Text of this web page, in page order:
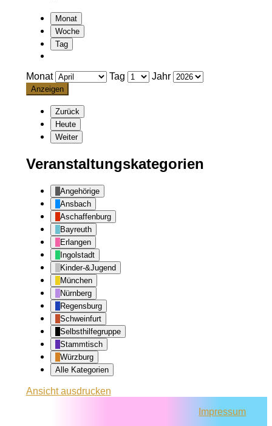
Monat
Woche
Tag
Monat Tag Jahr
Zurück
Heute
Weiter
Veranstaltungskategorien
Angehörige
Ansbach
Aschaffenburg
Bayreuth
Erlangen
Ingolstadt
Kinder-&Jugend
München
Nürnberg
Regensburg
Schweinfurt
Selbsthilfegruppe
Stammtisch
Würzburg
Alle Kategorien
Ansichtausdrucken
Impressum